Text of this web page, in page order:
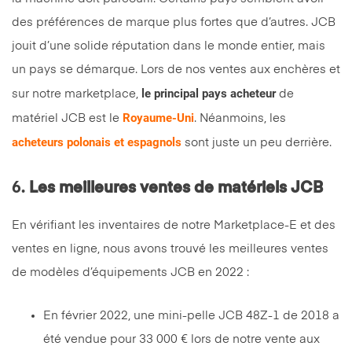
des préférences de marque plus fortes que d’autres. JCB
jouit d’une solide réputation dans le monde entier, mais
un pays se démarque. Lors de nos ventes aux enchères et
sur notre marketplace, le principal pays acheteurde
matériel JCB est le Royaume-Uni. Néanmoins, les
acheteurs polonais et espagnols sont juste un peu derrière.
6. Les meilleures ventes de matériels JCB
En vérifiant les inventaires de notre Marketplace-E et des
ventes en ligne, nous avons trouvé les meilleures ventes
de modèles d’équipements JCB en 2022 :
En février 2022, une mini-pelle JCB 48Z-1 de 2018 a
été vendue pour 33 000 € lors de notre vente aux